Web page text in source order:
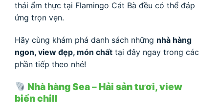
thái ẩm thực tại Flamingo Cát Bà đều có thể đáp
ứng trọn vẹn.
Hãy cùng khám phá danh sách những nhà hàng
ngon, view đẹp, món chất tại đây ngay trong các
phần tiếp theo nhé!
Nhà hàng Sea – Hải sản tươi, view
biển chill